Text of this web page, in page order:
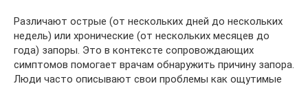
Различают острые (от нескольких дней до нескольких
недель) или хронические (от нескольких месяцев до
года) запоры. Это в контексте сопровождающих
симптомов помогает врачам обнаружить причину запора.
Люди часто описывают свои проблемы как ощутимые